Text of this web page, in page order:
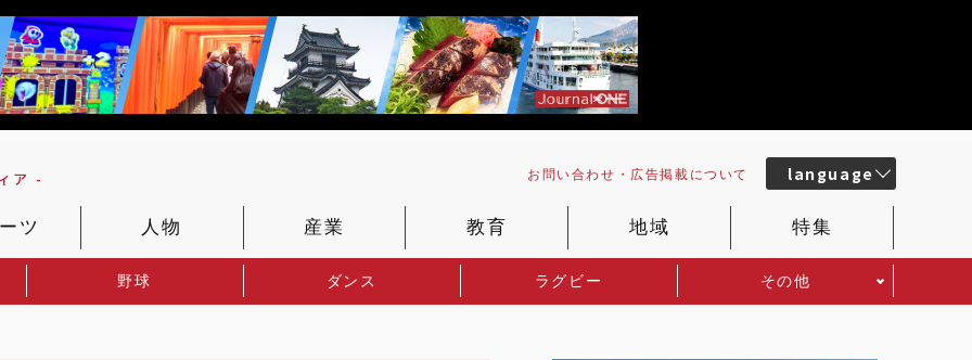
ア - お問い合わせ・ 広告掲載 について language
ツ 人物 産業 教育 地域 特集
野球 ダンス ラグビー その他